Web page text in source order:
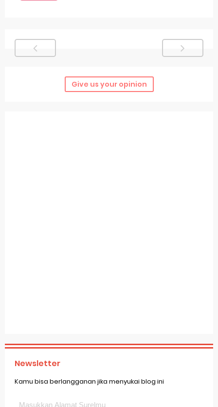
Give us your opinion
Newsletter
Kamu bisa berlangganan jika menyukai blog ini